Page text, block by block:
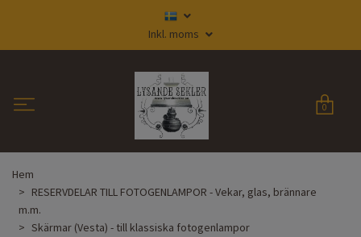
Inkl. moms
0
Hem
RESERVDELAR TILL FOTOGENLAMPOR - Vekar, glas, brännare
m.m.
Skärmar (Vesta) - till klassiska fotogenlampor